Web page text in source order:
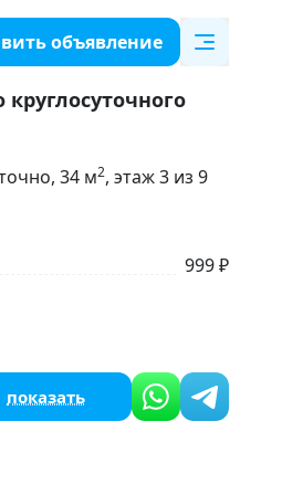
объявление
, 34 м2, этаж 3 из 9
999 ₽
показать